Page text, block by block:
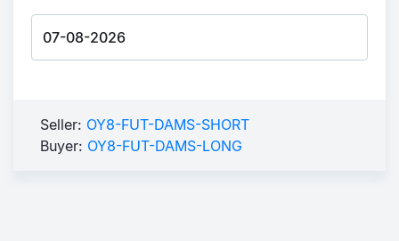
Seller: OY8-FUT-DAMS-SHORT
Buyer: OY8-FUT-DAMS-LONG